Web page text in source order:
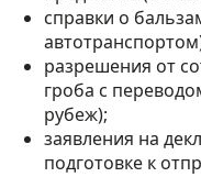
справки о
разрешения от
гроба с
рубеж);
заявления на
подготовке к